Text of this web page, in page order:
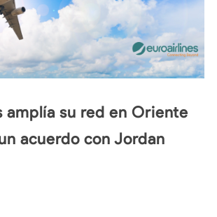
amplía su red en Oriente
acuerdo con Jordan